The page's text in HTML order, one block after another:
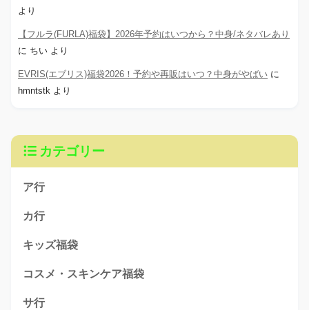
より
【フルラ(FURLA)福袋】2026年予約はいつから？中身/ネタバレあり
に ちい より
EVRIS(エブリス)福袋2026！予約や再販はいつ？中身がやばい に
hmntstk より
カテゴリー
ア行
カ行
キッズ福袋
コスメ・スキンケア福袋
サ行